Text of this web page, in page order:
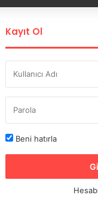
Kayıt Ol
Beni hatırla